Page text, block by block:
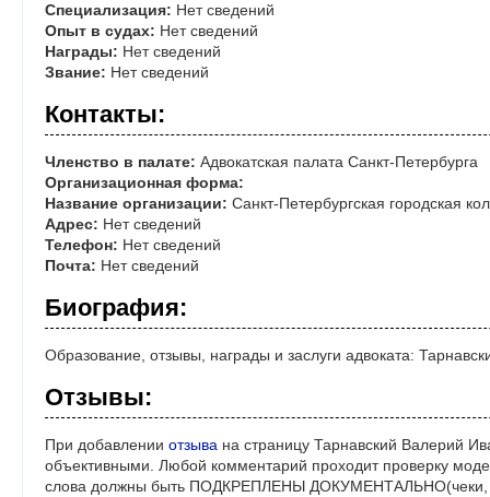
Специализация: Нет сведений
Опыт в судах: Нет сведений
Награды: Нет сведений
Звание: Нет сведений
Контакты:
Членство в палате: Адвокатская палата Санкт-Петербурга
Организационная форма:
Название организации: Санкт-Петербургская городская
Адрес: Нет сведений
Телефон: Нет сведений
Почта: Нет сведений
Биография:
Образование, отзывы, награды и заслуги адвоката:
Отзывы:
При добавлении отзыва на страницу Тарнавский Валерий
объективными. Любой комментарий проходит проверку
слова должны быть ПОДКРЕПЛЕНЫ ДОКУМЕНТАЛЬНО(чеки,